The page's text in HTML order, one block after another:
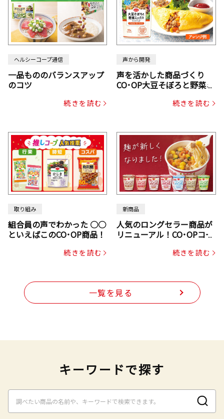
ヘルシーコープ通信
一品もののバランスアップ
のコツ
続きを読む
声から開発
声を活かした商品づくり
CO･OP大豆そぼろと野菜ミ
じん・コーン入り）続きを読む
取り組み
組合員の声でわかった ○○
といえばこのCO･OP商品！
続きを読む
新商品
人気のロングセラー商品が
リニューアル！CO･OPコー
続きを読む
一覧を見る
キーワードで探す